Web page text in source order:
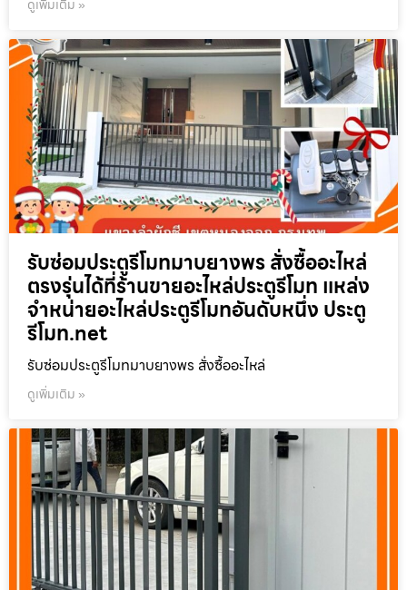
ดูเพิ่มเติม »
รับซ่อมประตูรีโมทมาบยางพร สั่งซื้ออะไหล่
ตรงรุ่นได้ที่ร้านขายอะไหล่ประตูรีโมท แหล่ง
จำหน่ายอะไหล่ประตูรีโมทอันดับหนึ่ง ประตู
รีโมท.net
รับซ่อมประตูรีโมทมาบยางพร สั่งซื้ออะไหล่
ดูเพิ่มเติม »